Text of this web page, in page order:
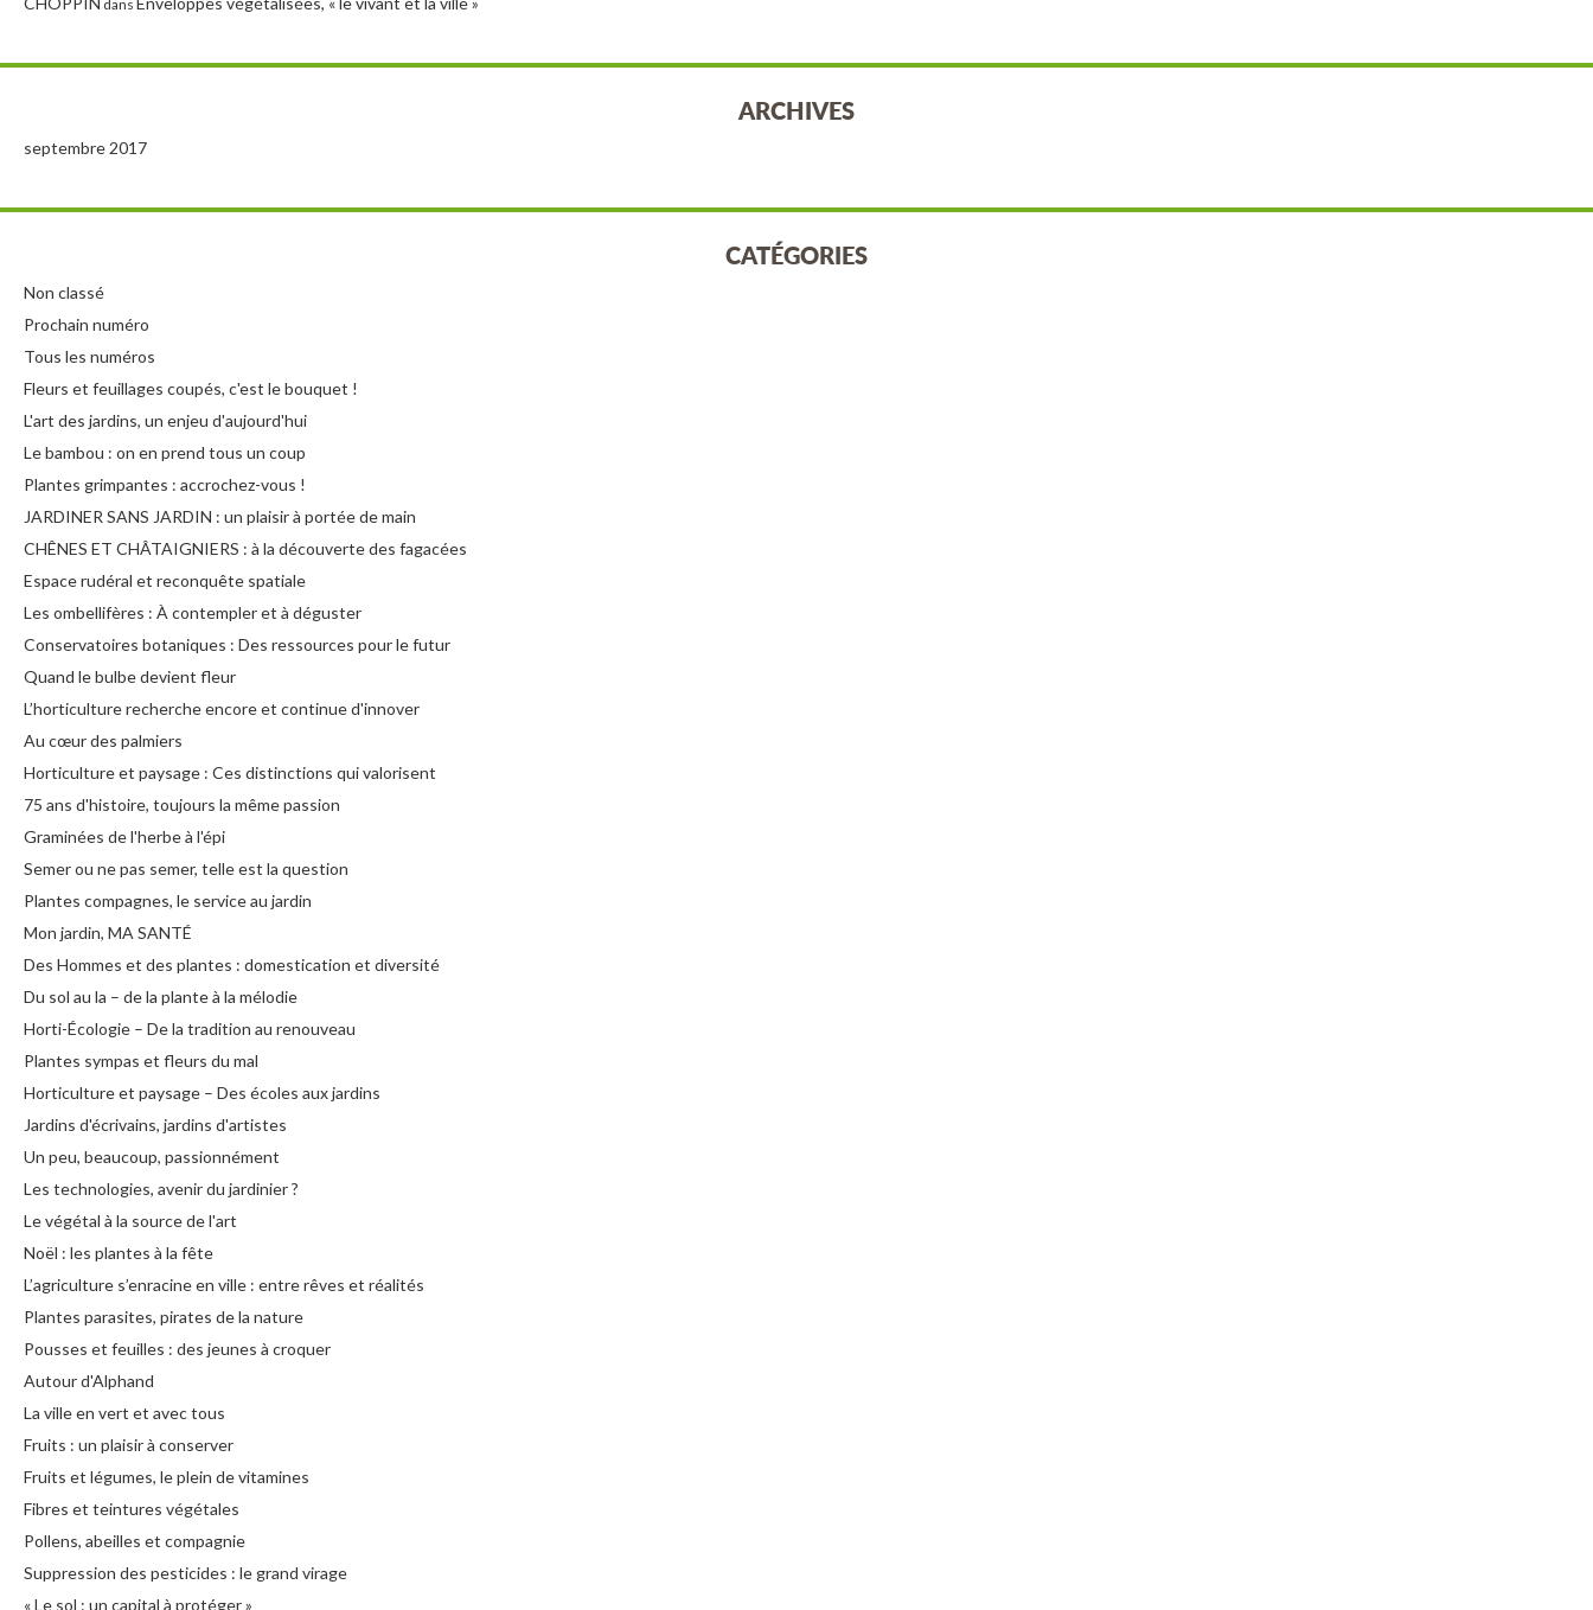
dans
ARCHIVES
septembre 2017
CATÉGORIES
Non classé
Prochain numéro
Tous les numéros
Fleurs et feuillages coupés, c'est le bouquet !
L'art des jardins, un enjeu d'aujourd'hui
Le bambou : on en prend tous un coup
Plantes grimpantes : accrochez-vous !
JARDINER SANS JARDIN : un plaisir à portée de main
CHÊNES ET CHÂTAIGNIERS : à la découverte des fagacées
Espace rudéral et reconquête spatiale
Les ombellifères : À contempler et à déguster
Conservatoires botaniques : Des ressources pour le futur
Quand le bulbe devient fleur
L’horticulture recherche encore et continue d'innover
Au cœur des palmiers
Horticulture et paysage : Ces distinctions qui valorisent
75 ans d'histoire, toujours la même passion
Graminées de l'herbe à l'épi
Semer ou ne pas semer, telle est la question
Plantes compagnes, le service au jardin
Mon jardin, MA SANTÉ
Des Hommes et des plantes : domestication et diversité
Du sol au la – de la plante à la mélodie
Horti-Écologie – De la tradition au renouveau
Plantes sympas et fleurs du mal
Horticulture et paysage – Des écoles aux jardins
Jardins d'écrivains, jardins d'artistes
Un peu, beaucoup, passionnément
Les technologies, avenir du jardinier ?
Le végétal à la source de l'art
Noël : les plantes à la fête
L’agriculture s’enracine en ville : entre rêves et réalités
Plantes parasites, pirates de la nature
Pousses et feuilles : des jeunes à croquer
Autour d'Alphand
La ville en vert et avec tous
Fruits : un plaisir à conserver
Fruits et légumes, le plein de vitamines
Fibres et teintures végétales
Pollens, abeilles et compagnie
Suppression des pesticides : le grand virage
« Le sol : un capital à protéger »